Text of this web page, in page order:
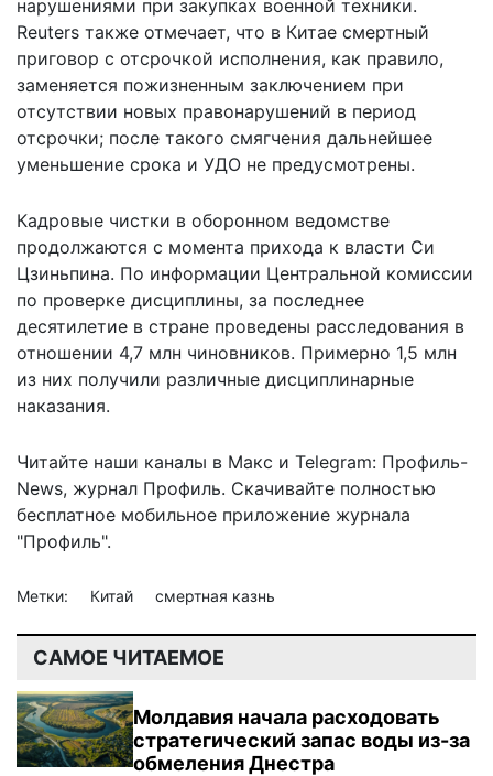
нарушениями при закупках военной техники.
Reuters также отмечает, что в Китае смертный
приговор с отсрочкой исполнения, как правило,
заменяется пожизненным заключением при
отсутствии новых правонарушений в период
отсрочки; после такого смягчения дальнейшее
уменьшение срока и УДО не предусмотрены.
Кадровые чистки в оборонном ведомстве
продолжаются с момента прихода к власти Си
Цзиньпина. По информации Центральной комиссии
по проверке дисциплины, за последнее
десятилетие в стране проведены расследования в
отношении 4,7 млн чиновников. Примерно 1,5 млн
из них получили различные дисциплинарные
наказания.
Читайте наши каналы в Макс и Telegram: Профиль-
News, журнал Профиль. Скачивайте полностью
бесплатное мобильное приложение журнала
"Профиль".
Метки: Китай смертная казнь
САМОЕ ЧИТАЕМОЕ
Молдавия начала расходовать
стратегический запас воды из-за
обмеления Днестра